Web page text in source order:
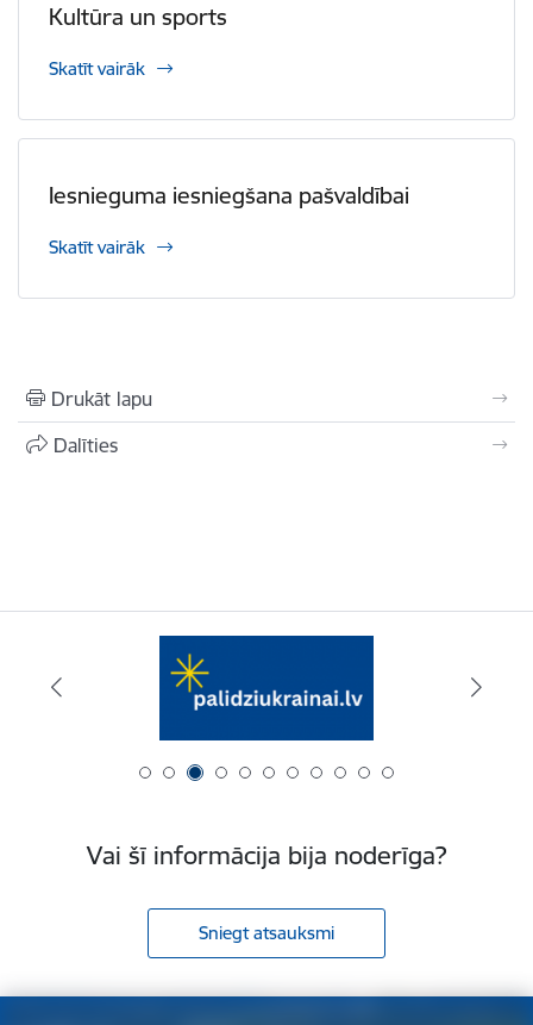
Kultūra un sports
Skatīt vairāk
Iesnieguma iesniegšana pašvaldībai
Skatīt vairāk
Drukāt lapu
Dalīties
Vai šī informācija bija noderīga?
Sniegt atsauksmi